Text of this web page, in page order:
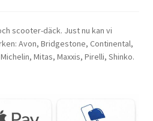
scooter-däck. Just nu kan vi
Avon, Bridgestone, Continental,
Mitas, Maxxis, Pirelli, Shinko.